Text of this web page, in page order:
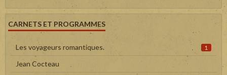
CARNETS ET PROGRAMMES
Les voyageurs romantiques. 1
Jean Cocteau